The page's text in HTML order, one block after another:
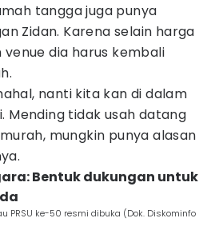
tangga juga punya
Zidan. Karena selain harga
dia harus kembali
nanti kita kan di dalam
Mending tidak usah datang
mungkin punya alasan
Bentuk dukungan untuk
PRSU ke-50 resmi dibuka (Dok. Diskominfo